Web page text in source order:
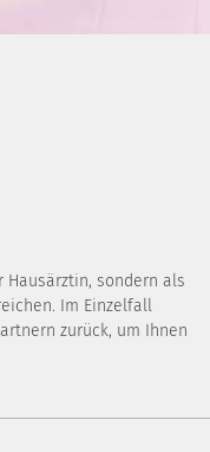
sondern als
Im Einzelfall
zurück, um Ihnen